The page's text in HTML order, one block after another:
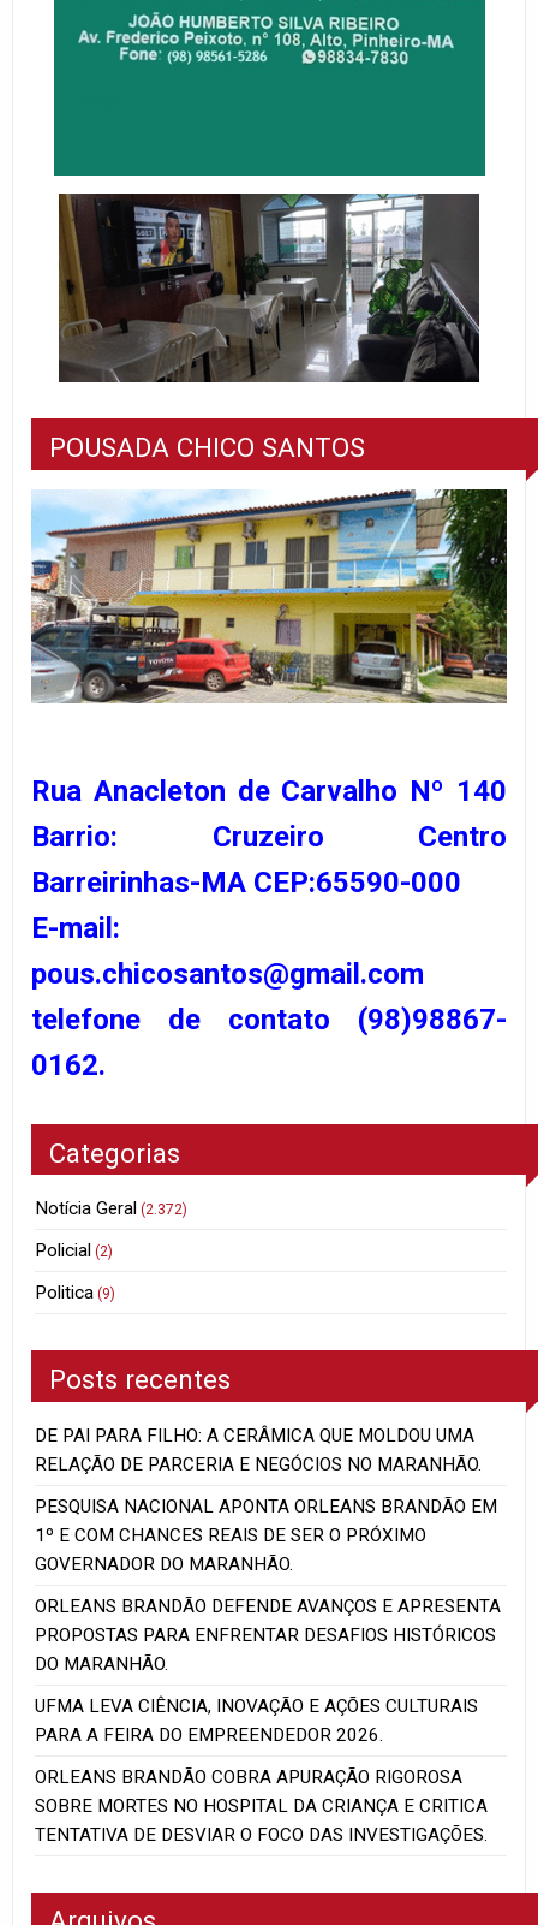
POUSADA CHICO SANTOS
Rua Anacleton de Carvalho Nº 140
Barrio: Cruzeiro Centro
Barreirinhas-MA CEP:65590-000
E-mail:
pous.chicosantos@gmail.com
telefone de contato (98)98867-
0162.
Categorias
Notícia Geral (2.372)
Policial (2)
Politica (9)
Posts recentes
DE PAI PARA FILHO: A CERÂMICA QUE MOLDOU UMA
RELAÇÃO DE PARCERIA E NEGÓCIOS NO MARANHÃO.
PESQUISA NACIONAL APONTA ORLEANS BRANDÃO EM
1º E COM CHANCES REAIS DE SER O PRÓXIMO
GOVERNADOR DO MARANHÃO.
ORLEANS BRANDÃO DEFENDE AVANÇOS E APRESENTA
PROPOSTAS PARA ENFRENTAR DESAFIOS HISTÓRICOS
DO MARANHÃO.
UFMA LEVA CIÊNCIA, INOVAÇÃO E AÇÕES CULTURAIS
PARA A FEIRA DO EMPREENDEDOR 2026.
ORLEANS BRANDÃO COBRA APURAÇÃO RIGOROSA
SOBRE MORTES NO HOSPITAL DA CRIANÇA E CRITICA
TENTATIVA DE DESVIAR O FOCO DAS INVESTIGAÇÕES.